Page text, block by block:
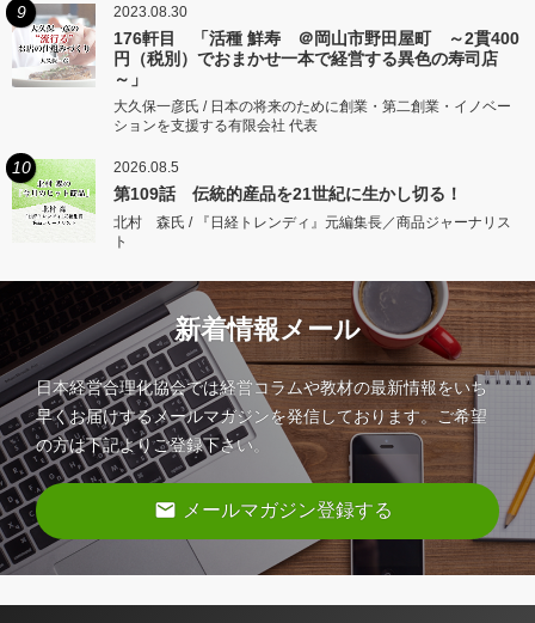
9 2023.08.30
176軒目 「活種 鮮寿 ＠岡山市野田屋町 ～2貫400
円（税別）でおまかせ一本で経営する異色の寿司店
～」
大久保一彦氏 / 日本の将来のために創業・第二創業・イノベー
ションを支援する有限会社 代表
10 2026.08.5
第109話 伝統的産品を21世紀に生かし切る！
北村 森氏 / 『日経トレンディ』元編集長／商品ジャーナリス
ト
新着情報メール
日本経営合理化協会では経営コラムや教材の最新情報をいち
早くお届けするメールマガジンを発信しております。ご希望
の方は下記よりご登録下さい。
email メールマガジン登録する